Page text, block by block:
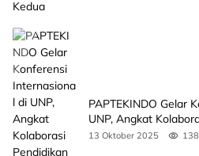
PAPTEKINDO Gelar
UNP, Angkat
Agendanya
13 Oktober 2025